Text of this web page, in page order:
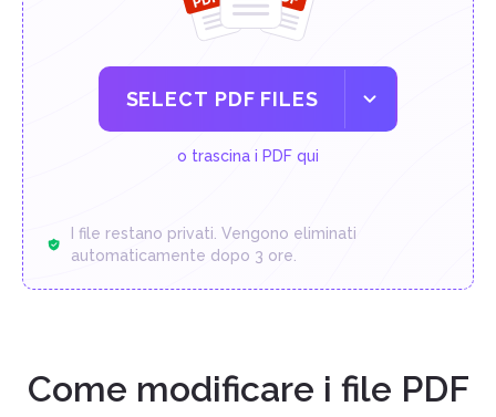
SELECT PDF FILES
o trascina i PDF qui
I file restano privati. Vengono eliminati
automaticamente dopo 3 ore.
Come modificare i file PDF